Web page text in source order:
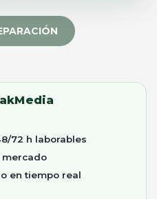
72 h laborables
mercado
en tiempo real